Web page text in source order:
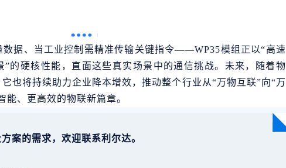
数据、当工业控制需精准传输关键指令——WP35模组正以“高速
”的硬核性能，直面这些真实场景中的通信挑战。未来，随着物
也将持续助力企业降本增效，推动整个行业从“万物互联”向“万
能、更高效的物联新篇章。
案的需求， 欢迎联系利尔达。